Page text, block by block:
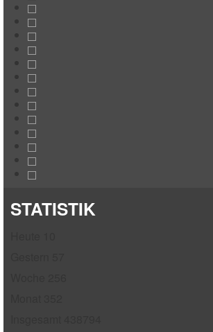
STATISTIK